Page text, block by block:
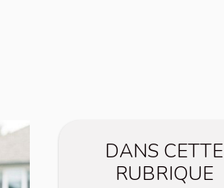
DANS CETTE
RUBRIQUE